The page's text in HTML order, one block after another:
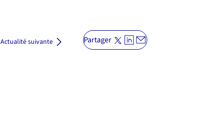
Actualité suivante Partager